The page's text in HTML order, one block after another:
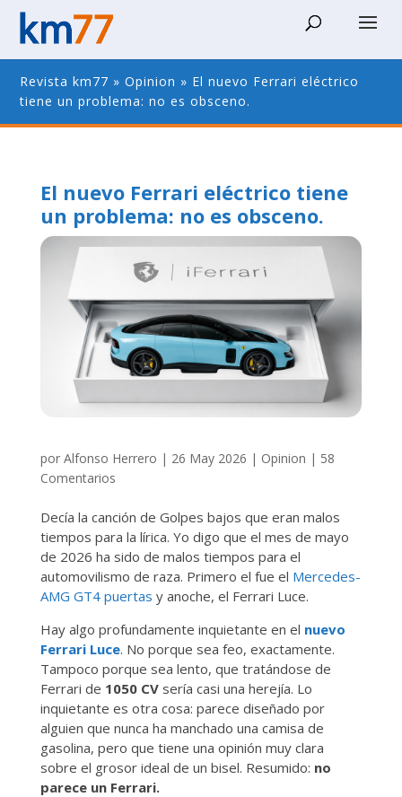
Revista km77 »Opinion » El nuevo Ferrari eléctrico
tiene un problema: no es obsceno.
El nuevo Ferrari eléctrico tiene
un problema: no es obsceno.
por Alfonso Herrero | 26 May 2026 | Opinion | 58
Comentarios
Decía la canción de Golpes bajos que eran malos
tiempos para la lírica. Yo digo que el mes de mayo
de 2026 ha sido de malos tiempos para el
automovilismo de raza. Primero el fue el Mercedes-
AMG GT4 puertas y anoche, el Ferrari Luce.
Hay algo profundamente inquietante en el nuevo
Ferrari Luce. No porque sea feo, exactamente.
Tampoco porque sea lento, que tratándose de
Ferrari de 1050 CVsería casi una herejía. Lo
inquietante es otra cosa: parece diseñado por
alguien que nunca ha manchado una camisa de
gasolina, pero que tiene una opinión muy clara
sobre el grosor ideal de un bisel. Resumido: no
parece un Ferrari.